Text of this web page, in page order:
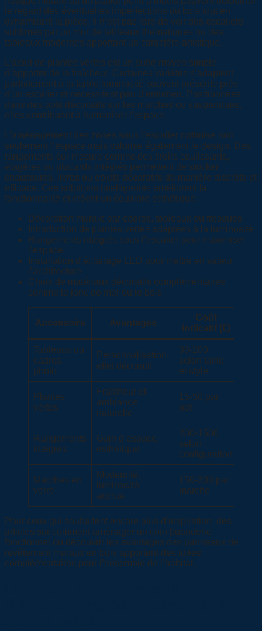
le regard des éventuelles imperfections du bois tout en
dynamisant la pièce. Il n’est pas rare de voir des escaliers
sublimés par un mur de tableaux thématiques ou des
tableaux modernes apportant un caractère artistique.
L’ajout de plantes vertes est un autre moyen simple
d’apporter de la fraîcheur. Certaines variétés s’adaptent
parfaitement à la faible luminosité souvent présente près
d’un escalier et nécessitent peu d’entretien. Positionnées
dans des pots décoratifs sur les marches ou suspendues,
elles contribuent à humaniser l’espace.
L’aménagement des zones sous l’escalier optimise non
seulement l’espace mais valorise également le design. Des
rangements sur mesure comme des tiroirs coulissants,
étagères ou placards intégrés permettent de stocker
chaussures, livres ou objets décoratifs de manière discrète et
efficace. Ces solutions intelligentes améliorent la
fonctionnalité et créent un équilibre esthétique.
Décoration murale par cadres, tableaux ou fresques
Introduction de plantes vertes adaptées à la luminosité
Rangements intégrés sous l’escalier pour maximiser
l’espace
Installation d’éclairage LED pour mettre en valeur
l’architecture
Choix de matériaux décoratifs complémentaires
comme le jonc de mer ou le bois
Accessoire Avantages
Coût
indicatif (€)
Tableaux ou
cadres
photo
Personnalisation,
effet décoratif
30-200
selon taille
et style
Plantes
vertes
Fraîcheur et
ambiance
naturelle
15-50 par
pot
Rangements
intégrés
Gain d’espace,
esthétique
200-1500
selon
configuration
Marches en
verre
Modernité,
luminosité
accrue
150-300 par
marche
Pour ceux qui souhaitent encore plus d’inspiration, des
articles sur comment aménager un coin buanderie
fonctionnel ou découvrir les avantages des panneaux de
revêtement muraux en bois apportent des idées
complémentaires pour l’ensemble de l’habitat.